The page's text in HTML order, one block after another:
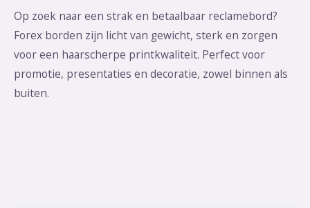
Op zoek naar een strak en betaalbaar reclamebord?
Forex borden zijn licht van gewicht, sterk en zorgen
voor een haarscherpe printkwaliteit. Perfect voor
promotie, presentaties en decoratie, zowel binnen als
buiten.